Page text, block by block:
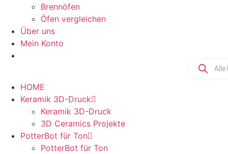
Brennöfen
Öfen vergleichen
Über uns
Mein Konto
Products
search
HOME
Keramik 3D-Druck
Keramik 3D-Druck
3D Ceramics Projekte
PotterBot für Ton
PotterBot für Ton